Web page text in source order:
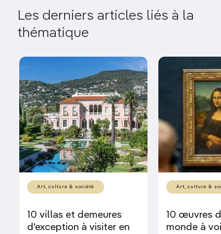
Les derniers articles liés à la
thématique
Art, culture & société
10 villas et demeures
d'exception à visiter en
Art, culture &
10 œuvres
monde à